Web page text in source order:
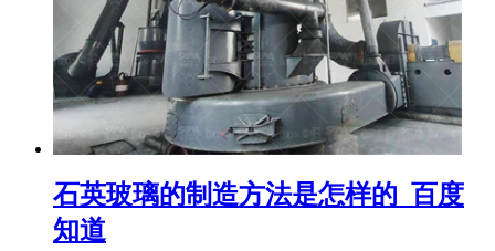
石英玻璃的制造方法是怎样的_百度
知道